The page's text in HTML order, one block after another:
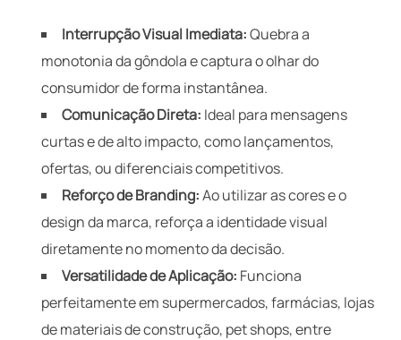
Interrupção Visual Imediata:Quebra a
monotonia da gôndola e captura o olhar do
consumidor de forma instantânea.
Comunicação Direta: Ideal para mensagens
curtas e de alto impacto, como lançamentos,
ofertas, ou diferenciais competitivos.
Reforço de Branding:Ao utilizar as cores e o
design da marca, reforça a identidade visual
diretamente no momento da decisão.
Versatilidade de Aplicação: Funciona
perfeitamente em supermercados, farmácias, lojas
de materiais de construção, pet shops, entre